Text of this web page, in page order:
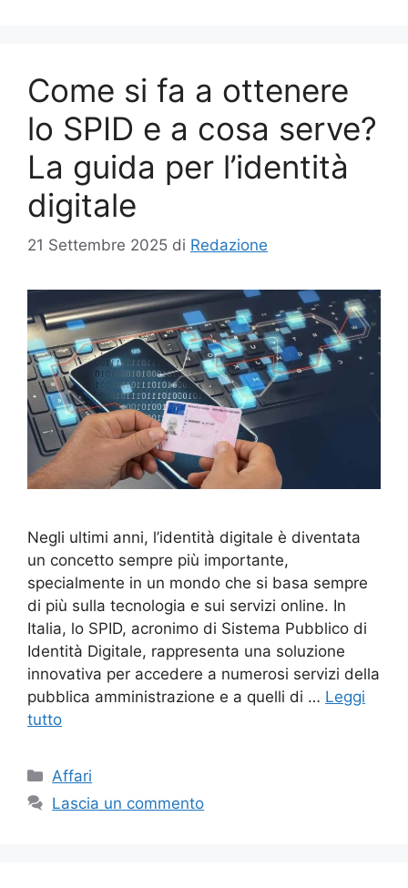
Come si fa a ottenere
lo SPID e a cosa serve?
La guida per l’identità
digitale
21 Settembre 2025 di Redazione
Negli ultimi anni, l’identità digitale è diventata
un concetto sempre più importante,
specialmente in un mondo che si basa sempre
di più sulla tecnologia e sui servizi online. In
Italia, lo SPID, acronimo di Sistema Pubblico di
Identità Digitale, rappresenta una soluzione
innovativa per accedere a numerosi servizi della
pubblica amministrazione e a quelli di … Leggi
tutto
Categorie
Affari
Lascia un commento